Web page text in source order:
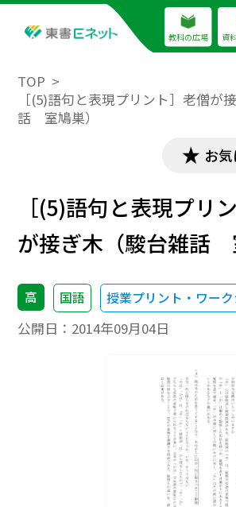
教科の広場 資
TOP
［(5)語句と表現プリント］老僧が
話 室鳩巣）
お
［(5)語句と表現プリ
が接ぎ木（駿台雑話
高 国語 授業プリント・ワー
公開日： 2014年09月04日